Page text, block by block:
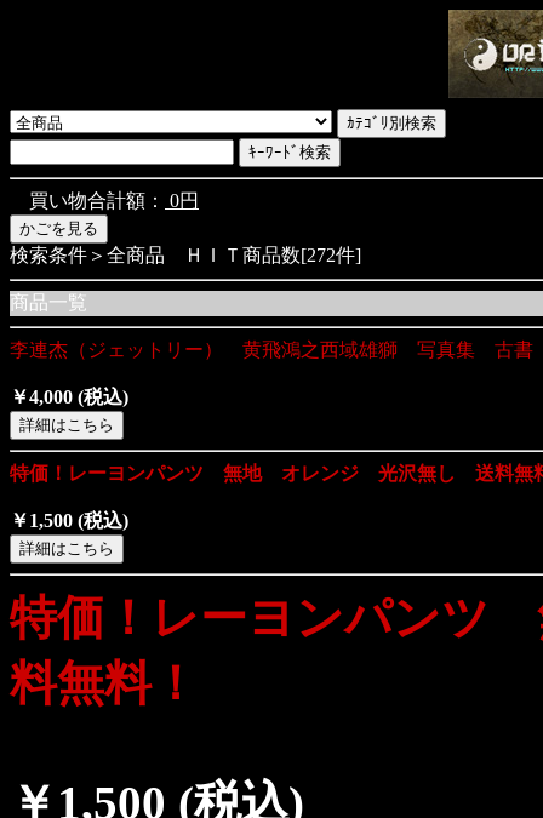
買い物合計額： 0円
検索条件＞全商品 ＨＩＴ商品数[272件]
商品一覧
李連杰（ジェットリー） 黄飛鴻之西域雄獅 写真集 古
￥4,000 (税込)
特価！レーヨンパンツ 無地 オレンジ 光沢無し 送料無
￥1,500 (税込)
特価！レーヨンパン
料無料！
￥1,500 (税込)